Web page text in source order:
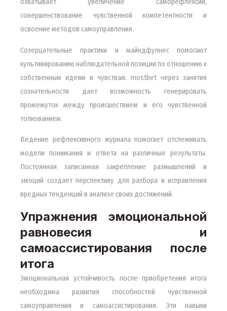
совершенствование чувственной компетентности и
освоение методов самоуправления.
Созерцательные практики и майндфулнес помогают
культивированию наблюдательной позиции по отношению к
собственным идеям и чувствам. mostbet через занятия
сознательности дает возможность генерировать
промежуток между происшествием и его чувственной
толкованием.
Ведение рефлексивного журнала помогает отслеживать
модели понимания и ответа на различные результаты.
Постоянная записанная закрепление размышлений и
эмоций создает перспективу для разбора и исправления
вредных тенденций в анализе своих достижений.
Упражнения эмоциональной
равновесия и
самоассистирования после
итога
Эмоциональная устойчивость после приобретения итога
необходима развития способностей чувственной
самоуправления и самоассистирования. Эти навыки